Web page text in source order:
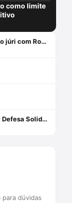
como limite
Preparação para o plenário do tribunal do júri com Rodrigo Faucz
02 - Rodrigo Faucz e Gilsaria Lourenço - Defesa Solidária
dúvidas